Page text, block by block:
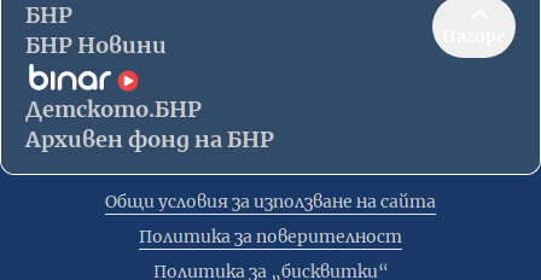
БНР
БНР Новини
Детското.БНР
Архивен фонд на БНР
Общи условия за използване на сайта
Политика за поверителност
Политика за „бисквитки“